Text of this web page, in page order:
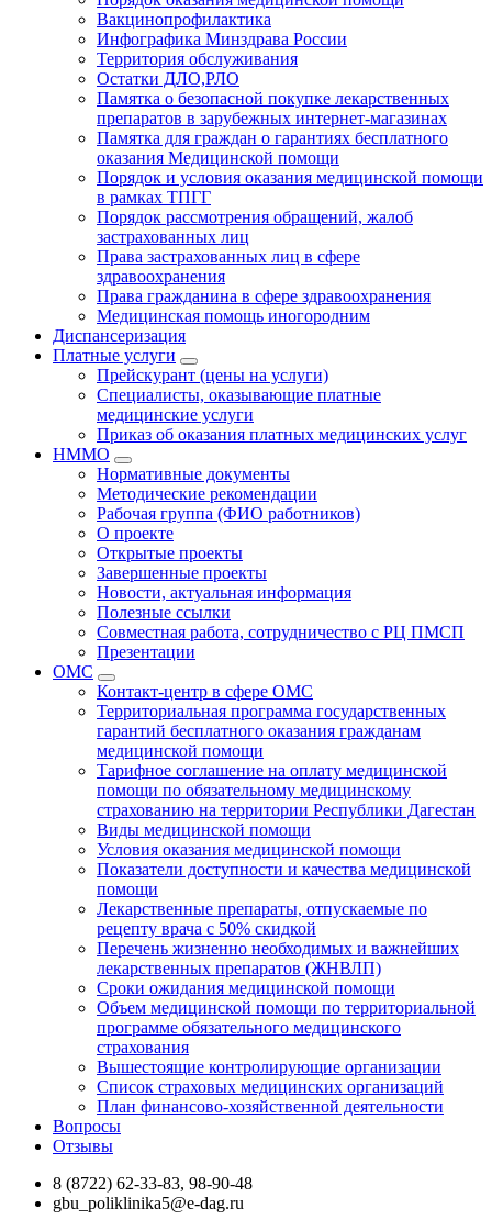
Вакцинопрофилактика
Инфографика Минздрава России
Территория обслуживания
Остатки ДЛО,РЛО
Памятка о безопасной покупке лекарственных
препаратов в зарубежных интернет-магазинах
Памятка для граждан о гарантиях бесплатного
оказания Медицинской помощи
Порядок и условия оказания медицинской помощи
в рамках ТПГГ
Порядок рассмотрения обращений, жалоб
застрахованных лиц
Права застрахованных лиц в сфере
здравоохранения
Права гражданина в сфере здравоохранения
Медицинская помощь иногородним
Диспансеризация
Платные услуги
Прейскурант (цены на услуги)
Специалисты, оказывающие платные
медицинские услуги
Приказ об оказания платных медицинских услуг
НММО
Нормативные документы
Методические рекомендации
Рабочая группа (ФИО работников)
О проекте
Открытые проекты
Завершенные проекты
Новости, актуальная информация
Полезные ссылки
Совместная работа, сотрудничество с РЦ ПМСП
Презентации
ОМС
Контакт-центр в сфере ОМС
Территориальная программа государственных
гарантий бесплатного оказания гражданам
медицинской помощи
Тарифное соглашение на оплату медицинской
помощи по обязательному медицинскому
страхованию на территории Республики Дагестан
Виды медицинской помощи
Условия оказания медицинской помощи
Показатели доступности и качества медицинской
помощи
Лекарственные препараты, отпускаемые по
рецепту врача с 50% скидкой
Перечень жизненно необходимых и важнейших
лекарственных препаратов (ЖНВЛП)
Сроки ожидания медицинской помощи
Объем медицинской помощи по территориальной
программе обязательного медицинского
страхования
Вышестоящие контролирующие организации
Список страховых медицинских организаций
План финансово-хозяйственной деятельности
Вопросы
Отзывы
8 (8722) 62-33-83, 98-90-48
gbu_poliklinika5@e-dag.ru